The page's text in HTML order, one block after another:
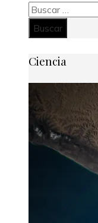
Buscar:
Ciencia